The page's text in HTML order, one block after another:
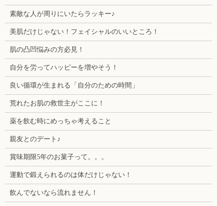
素敵な人が周りにいたらラッキー♪
美肌だけじゃない！フェイシャルのいいところ！
肌の凸凹悩みの方必見！
自分を労ってハッピーを増やそう！
良い循環が生まれる「自分のための時間」
荒れたお肌の救世主がここに！
薬を飲む時にめっちゃ考えること
親友とのデート♪
賞味期限5年のお菓子って。。。
運動で鍛えられるのは体だけじゃない！
飲んでないなら流れません！